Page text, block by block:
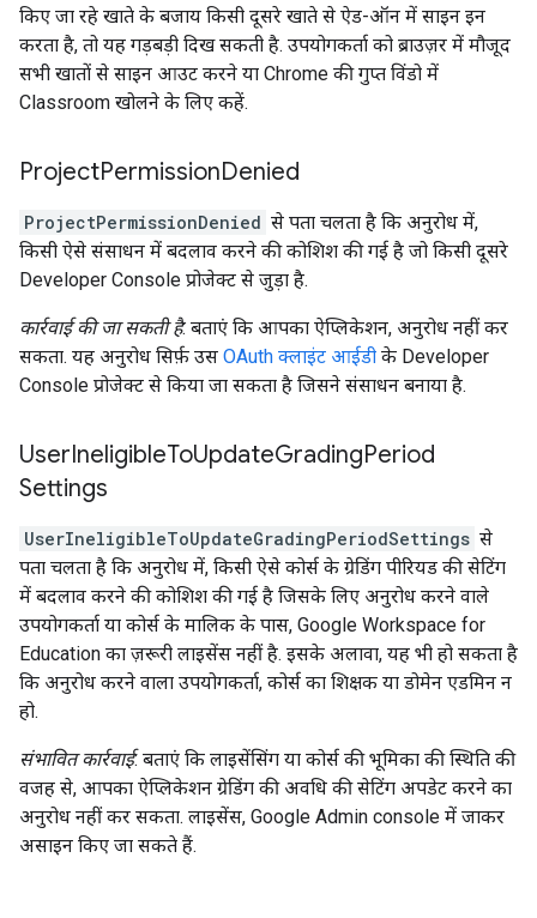
किए जा रहे खाते के बजाय किसी दूसरे खाते से ऐड-ऑन में साइन इन
करता है, तो यह गड़बड़ी दिख सकती है. उपयोगकर्ता को ब्राउज़र में मौजूद
सभी खातों से साइन आउट करने या Chrome की गुप्त विंडो में
Classroom खोलने के लिए कहें.
ProjectPermissionDenied
ProjectPermissionDenied से पता चलता है कि अनुरोध में,
किसी ऐसे संसाधन में बदलाव करने की कोशिश की गई है जो किसी दूसरे
Developer Console प्रोजेक्ट से जुड़ा है.
कार्रवाई की जा सकती है: बताएं कि आपका ऐप्लिकेशन, अनुरोध नहीं कर
सकता. यह अनुरोध सिर्फ़ उस OAuth क्लाइंट आईडी के Developer
Console प्रोजेक्ट से किया जा सकता है जिसने संसाधन बनाया है.
UserIneligibleToUpdateGradingPeriod
Settings
UserIneligibleToUpdateGradingPeriodSettings से
पता चलता है कि अनुरोध में, किसी ऐसे कोर्स के ग्रेडिंग पीरियड की सेटिंग
में बदलाव करने की कोशिश की गई है जिसके लिए अनुरोध करने वाले
उपयोगकर्ता या कोर्स के मालिक के पास, Google Workspace for
Education का ज़रूरी लाइसेंस नहीं है. इसके अलावा, यह भी हो सकता है
कि अनुरोध करने वाला उपयोगकर्ता, कोर्स का शिक्षक या डोमेन एडमिन न
हो.
संभावित कार्रवाई: बताएं कि लाइसेंसिंग या कोर्स की भूमिका की स्थिति की
वजह से, आपका ऐप्लिकेशन ग्रेडिंग की अवधि की सेटिंग अपडेट करने का
अनुरोध नहीं कर सकता. लाइसेंस, Google Admin console में जाकर
असाइन किए जा सकते हैं.